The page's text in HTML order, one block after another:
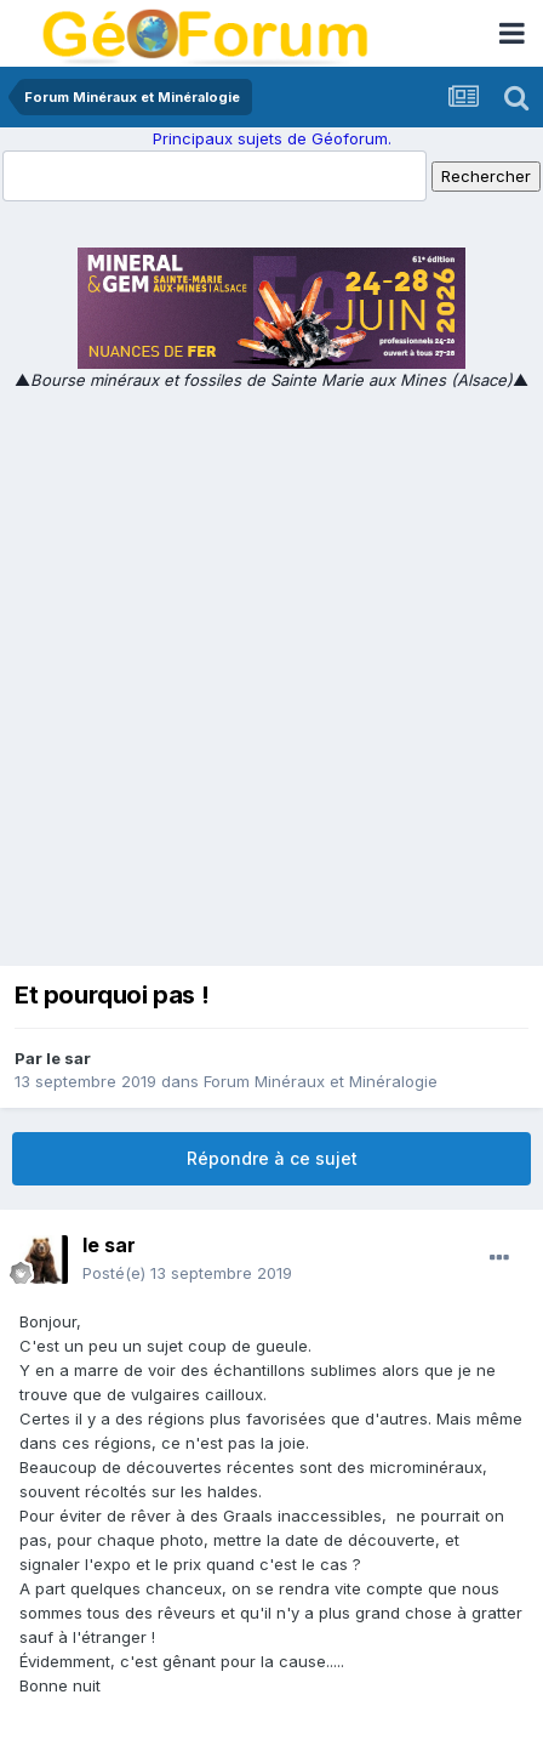
Forum Minéraux et Minéralogie
Principaux sujets de Géoforum.
▲Bourse minéraux et fossiles de Sainte Marie aux Mines (Alsace)▲
Et pourquoi pas !
Par le sar
13 septembre 2019 dans Forum Minéraux et Minéralogie
Répondre à ce sujet
le sar
Posté(e) 13 septembre 2019
Bonjour,
C'est un peu un sujet coup de gueule.
Y en a marre de voir des échantillons sublimes alors que je ne
trouve que de vulgaires cailloux.
Certes il y a des régions plus favorisées que d'autres. Mais même
dans ces régions, ce n'est pas la joie.
Beaucoup de découvertes récentes sont des microminéraux,
souvent récoltés sur les haldes.
Pour éviter de rêver à des Graals inaccessibles, ne pourrait on
pas, pour chaque photo, mettre la date de découverte, et
signaler l'expo et le prix quand c'est le cas ?
A part quelques chanceux, on se rendra vite compte que nous
sommes tous des rêveurs et qu'il n'y a plus grand chose à gratter
sauf à l'étranger !
Évidemment, c'est gênant pour la cause.....
Bonne nuit